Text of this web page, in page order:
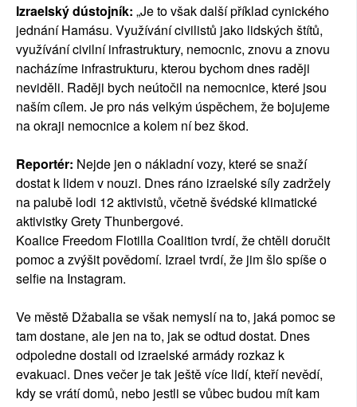
Izraelský dústojník: „Je to však další příklad cynického
jednání Hamásu. Využívání civilistů jako lidských štítů,
využívání civilní infrastruktury, nemocnic, znovu a znovu
nacházíme infrastrukturu, kterou bychom dnes raději
neviděli. Raději bych neútočil na nemocnice, které jsou
naším cílem. Je pro nás velkým úspěchem, že bojujeme
na okraji nemocnice a kolem ní bez škod.
Reportér: Nejde jen o nákladní vozy, které se snaží
dostat k lidem v nouzi. Dnes ráno izraelské síly zadržely
na palubě lodi 12 aktivistů, včetně švédské klimatické
aktivistky Grety Thunbergové.
Koalice Freedom Flotilla Coalition tvrdí, že chtěli doručit
pomoc a zvýšit povědomí. Izrael tvrdí, že jim šlo spíše o
selfie na Instagram.
Ve městě Džabalia se však nemyslí na to, jaká pomoc se
tam dostane, ale jen na to, jak se odtud dostat. Dnes
odpoledne dostali od izraelské armády rozkaz k
evakuaci. Dnes večer je tak ještě více lidí, kteří nevědí,
kdy se vrátí domů, nebo jestli se vůbec budou mít kam